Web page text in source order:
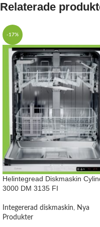
Relaterade
-17%
Helintegread Diskmaskin
3000 DM 3135 FI
Integererad diskmaskin, Nya
Produkter